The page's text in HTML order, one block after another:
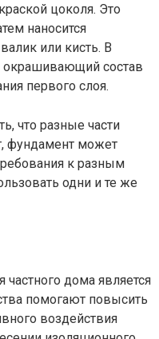
цоколя. Это
наносится
или кисть. В
окрашивающий состав
первого слоя.
что разные части
фундамент может
к разным
одни и те же
дома является
помогают повысить
воздействия